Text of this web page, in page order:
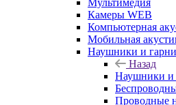
Мультимедия
Камеры WEB
Компьютерная
Мобильная
Наушники и
Назад
Наушники и
Проводные